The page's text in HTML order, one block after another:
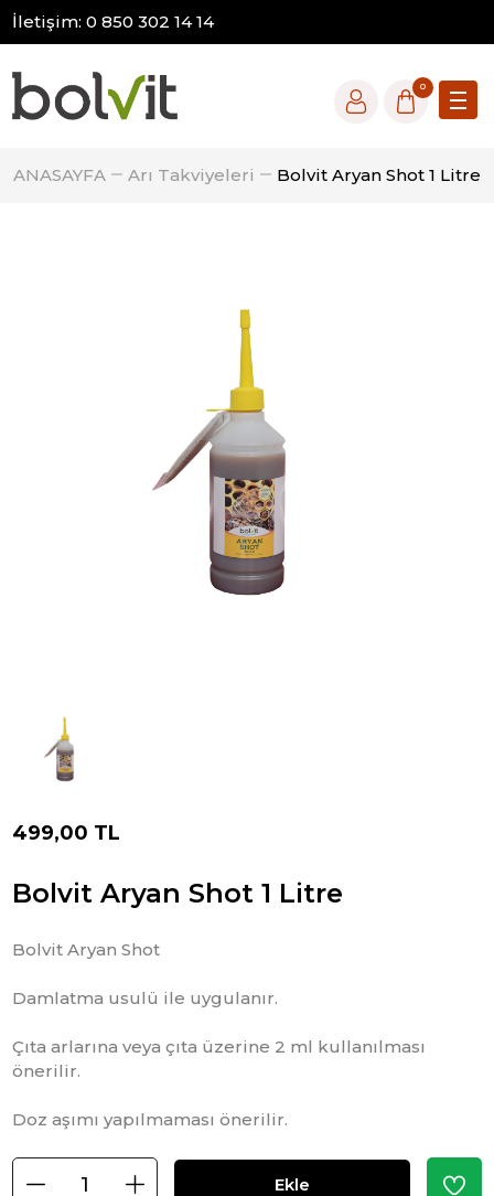
İletişim: 0 850 302 14 14
0
ANASAYFA Arı Takviyeleri Bolvit Aryan Shot 1 Litre
499,00 TL
Bolvit Aryan Shot 1 Litre
Bolvit Aryan Shot
Damlatma usulü ile uygulanır.
Çıta arlarına veya çıta üzerine 2 ml kullanılması
önerilir.
Doz aşımı yapılmaması önerilir.
Ekle